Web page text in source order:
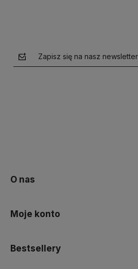
Zapisz się na nasz
O nas
Moje konto
Bestsellery